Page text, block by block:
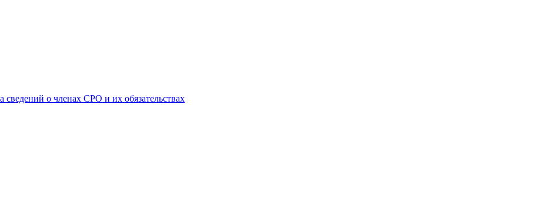
сведений о членах СРО и их обязательствах